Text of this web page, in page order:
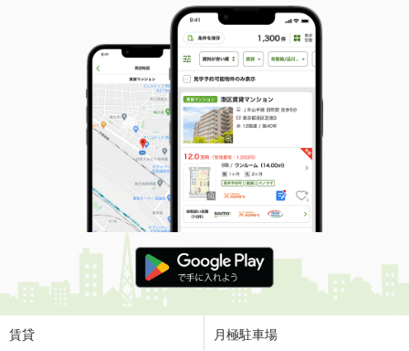
大阪府吹田市千里山竹園１
22.62m²
間取り
1K
大阪府東大阪市長田３丁目
価 格
8.20万円
住 所
大阪府東大阪市長田３丁目
専有面積 41.13m²
間取り
1LDK
大阪府大阪市東住吉区公園南矢田２丁目
価 格
6.80万円
住 所
大阪府大阪市東住吉区公園南矢田２丁
賃貸 月極駐車場